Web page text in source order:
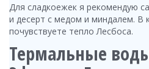
Для сладкоежек я рекомендую
и десерт с медом и миндалем. В
почувствуете тепло Лесбоса.
Термальные